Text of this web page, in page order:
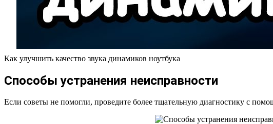
Как улучшить качество звука динамиков ноутбука
Способы устранения неисправности
Если советы не помогли, проведите более тщательную диагностику с